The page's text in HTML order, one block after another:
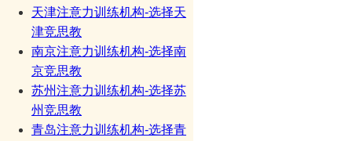
天津注意力训练机构-选择天
津竞思教
南京注意力训练机构-选择南
京竞思教
苏州注意力训练机构-选择苏
州竞思教
青岛注意力训练机构-选择青